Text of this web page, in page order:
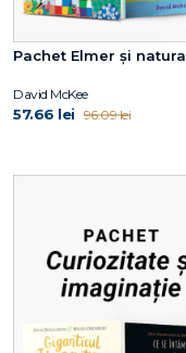
Pachet Elmer și natura
David McKee
57.66 lei 96.09 lei